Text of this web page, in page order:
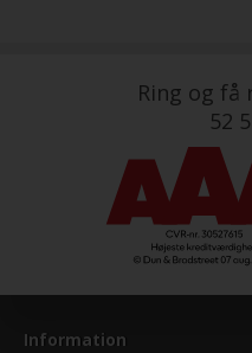
Ring og få
52
Information